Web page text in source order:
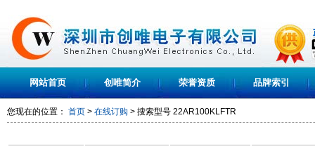
网站首页 创唯简介 荣誉资质 品牌索引
您现在的位置： 首页 > 在线订购 > 搜索型号 22AR100KLFTR